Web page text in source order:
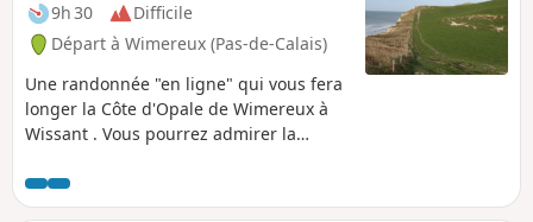
9h 30
Difficile
Départ à Wimereux (Pas-de-Calais)
Une randonnée "en ligne" qui vous fera
longer la Côte d'Opale de Wimereux à
Wissant . Vous pourrez admirer la
Ambleteuse et son fort, le Cap Gris Nez
puis le Cap Blanc Nez.